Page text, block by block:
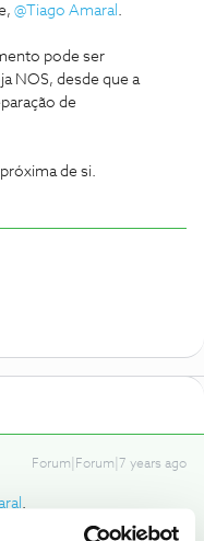
@Tiago Amaral .
pode ser
NOS, desde que a
de
de si.
Forum|Forum|7 years ago
.